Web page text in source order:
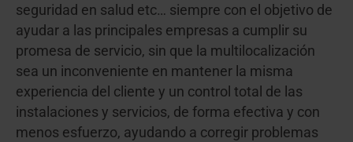
seguridad en salud etc… siempre con el objetivo de
ayudar a las principales empresas a cumplir su
promesa de servicio, sin que la multilocalización
sea un inconveniente en mantener la misma
experiencia del cliente y un control total de las
instalaciones y servicios, de forma efectiva y con
menos esfuerzo, ayudando a corregir problemas